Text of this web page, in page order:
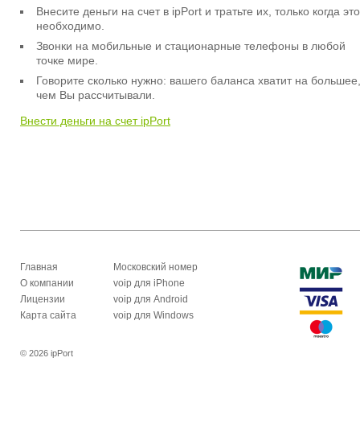
Внесите деньги на счет в ipPort и тратьте их, только когда это
необходимо.
Звонки на мобильные и стационарные телефоны в любой
точке мире.
Говорите сколько нужно: вашего баланса хватит на большее,
чем Вы рассчитывали.
Внести деньги на счет ipPort
Главная
О компании
Лицензии
Карта сайта
Московский номер
voip для iPhone
voip для Android
voip для Windows
© 2026 ipPort